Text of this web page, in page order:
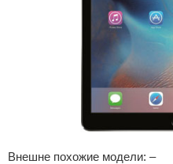
Внешне похожие модели: –